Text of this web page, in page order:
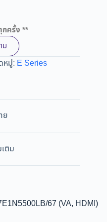
ครั้ง **
ม
หมู่: E Series
ย
ติม
67 (VA, HDMI)